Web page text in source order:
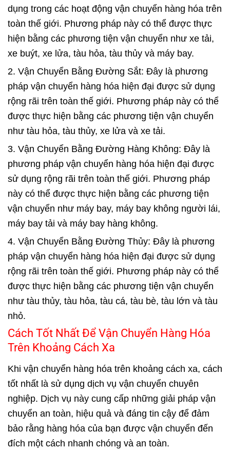
dụng trong các hoạt động vận chuyển hàng hóa trên
toàn thế giới. Phương pháp này có thể được thực
hiện bằng các phương tiện vận chuyển như xe tải,
xe buýt, xe lửa, tàu hỏa, tàu thủy và máy bay.
2. Vận Chuyển Bằng Đường Sắt: Đây là phương
pháp vận chuyển hàng hóa hiện đại được sử dụng
rộng rãi trên toàn thế giới. Phương pháp này có thể
được thực hiện bằng các phương tiện vận chuyển
như tàu hỏa, tàu thủy, xe lửa và xe tải.
3. Vận Chuyển Bằng Đường Hàng Không: Đây là
phương pháp vận chuyển hàng hóa hiện đại được
sử dụng rộng rãi trên toàn thế giới. Phương pháp
này có thể được thực hiện bằng các phương tiện
vận chuyển như máy bay, máy bay không người lái,
máy bay tải và máy bay hàng không.
4. Vận Chuyển Bằng Đường Thủy: Đây là phương
pháp vận chuyển hàng hóa hiện đại được sử dụng
rộng rãi trên toàn thế giới. Phương pháp này có thể
được thực hiện bằng các phương tiện vận chuyển
như tàu thủy, tàu hỏa, tàu cá, tàu bè, tàu lớn và tàu
nhỏ.
Cách Tốt Nhất Để Vận Chuyển Hàng Hóa
Trên Khoảng Cách Xa
Khi vận chuyển hàng hóa trên khoảng cách xa, cách
tốt nhất là sử dụng dịch vụ vận chuyển chuyên
nghiệp. Dịch vụ này cung cấp những giải pháp vận
chuyển an toàn, hiệu quả và đáng tin cậy để đảm
bảo rằng hàng hóa của bạn được vận chuyển đến
đích một cách nhanh chóng và an toàn.